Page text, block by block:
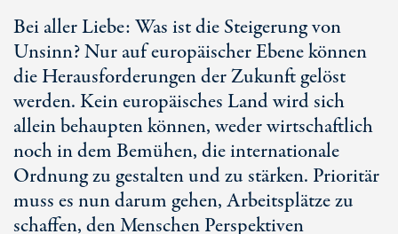
Bei aller Liebe: Was ist die Steigerung von
Unsinn? Nur auf europäischer Ebene können
die Herausforderungen der Zukunft gelöst
werden. Kein europäisches Land wird sich
allein behaupten können, weder wirtschaftlich
noch in dem Bemühen, die internationale
Ordnung zu gestalten und zu stärken. Prioritär
muss es nun darum gehen, Arbeitsplätze zu
schaffen, den Menschen Perspektiven